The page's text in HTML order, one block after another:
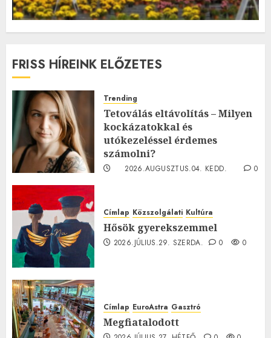
FRISS HÍREINK ELŐZETES
Trending
Tetoválás eltávolítás – Milyen
kockázatokkal és
utókezeléssel érdemes
számolni?
2026.AUGUSZTUS.04. KEDD.
0
Címlap Közszolgálati Kultúra
Hősök gyerekszemmel
2026.JÚLIUS.29. SZERDA. 0 0
Címlap EuroAstra Gasztró
Megfiatalodott